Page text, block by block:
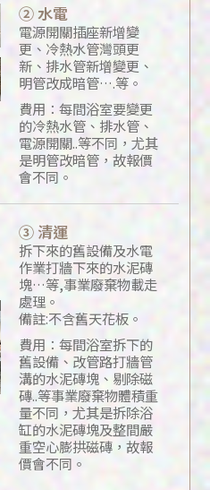
② 水電
電源開關插座新增變
更、冷熱水管灣頭更
新、排水管新增變更、
明管改成暗管….等。
費用：每間浴室要變更
的冷熱水管、排水管、
電源開關..等不同，尤其
是明管改暗管，故報價
會不同。
③ 清運
拆下來的舊設備及水電
作業打牆下來的水泥磚
塊…等,事業廢棄物載走
處理。
備註:不含舊天花板。
費用：每間浴室拆下的
舊設備、改管路打牆管
溝的水泥磚塊、剔除磁
磚..等事業廢棄物體積重
量不同，尤其是拆除浴
缸的水泥磚塊及整間嚴
重空心膨拱磁磚，故報
價會不同。